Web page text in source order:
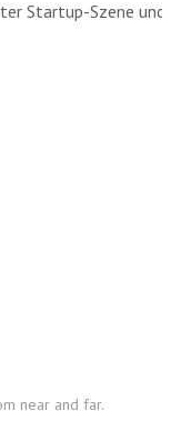
Startup-Szene und
near and far.